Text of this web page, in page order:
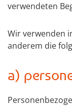
verwendeten
Wir verwenden
anderem die
a)